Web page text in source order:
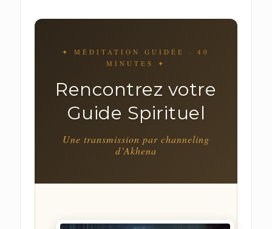
✦ MÉDITATION GUIDÉE · 40
MINUTES ✦
Rencontrez votre
Guide Spirituel
Une transmission par channeling
d’Akhena